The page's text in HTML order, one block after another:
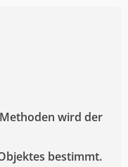
wird der
bestimmt.